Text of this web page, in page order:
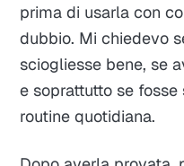
prima di usarla con
dubbio. Mi chiedevo
sciogliesse bene, se
e soprattutto se
routine quotidiana.